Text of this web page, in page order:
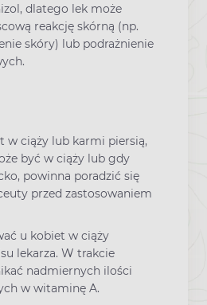
dlatego lek może
reakcję skórną (np.
skóry) lub podrażnienie
w ciąży lub karmi piersią,
być w ciąży lub gdy
powinna poradzić się
przed zastosowaniem
u kobiet w ciąży
lekarza. W trakcie
nadmiernych ilości
w witaminę A.